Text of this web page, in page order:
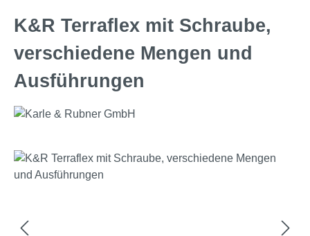
K&R Terraflex mit Schraube,
verschiedene Mengen und
Ausführungen
Bildergalerie überspringen